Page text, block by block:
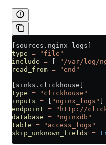
[sources.nginx_logs]
type = "file"
include = [ "/var/log/
read_from = "end"
[sinks.clickhouse]
type = "clickhouse"
inputs = [ "nginx_logs" ]
endpoint = "http://
database = "nginxdb"
table = "access_logs"
skip_unknown_fields =